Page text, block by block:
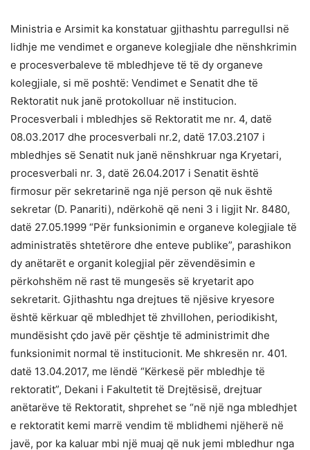
Ministria e Arsimit ka konstatuar gjithashtu parregullsi në
lidhje me vendimet e organeve kolegjiale dhe nënshkrimin
e procesverbaleve të mbledhjeve të të dy organeve
kolegjiale, si më poshtë: Vendimet e Senatit dhe të
Rektoratit nuk janë protokolluar në institucion.
Procesverbali i mbledhjes së Rektoratit me nr. 4, datë
08.03.2017 dhe procesverbali nr.2, datë 17.03.2107 i
mbledhjes së Senatit nuk janë nënshkruar nga Kryetari,
procesverbali nr. 3, datë 26.04.2017 i Senatit është
firmosur për sekretarinë nga një person që nuk është
sekretar (D. Panariti), ndërkohë që neni 3 i ligjit Nr. 8480,
datë 27.05.1999 “Për funksionimin e organeve kolegjiale të
administratës shtetërore dhe enteve publike”, parashikon
dy anëtarët e organit kolegjial për zëvendësimin e
përkohshëm në rast të mungesës së kryetarit apo
sekretarit. Gjithashtu nga drejtues të njësive kryesore
është kërkuar që mbledhjet të zhvillohen, periodikisht,
mundësisht çdo javë për çështje të administrimit dhe
funksionimit normal të institucionit. Me shkresën nr. 401.
datë 13.04.2017, me lëndë “Kërkesë për mbledhje të
rektoratit”, Dekani i Fakultetit të Drejtësisë, drejtuar
anëtarëve të Rektoratit, shprehet se “në një nga mbledhjet
e rektoratit kemi marrë vendim të mblidhemi njëherë në
javë, por ka kaluar mbi një muaj që nuk jemi mbledhur nga